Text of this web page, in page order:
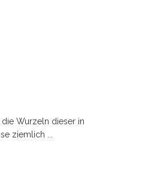
Wurzeln dieser in
ziemlich ...